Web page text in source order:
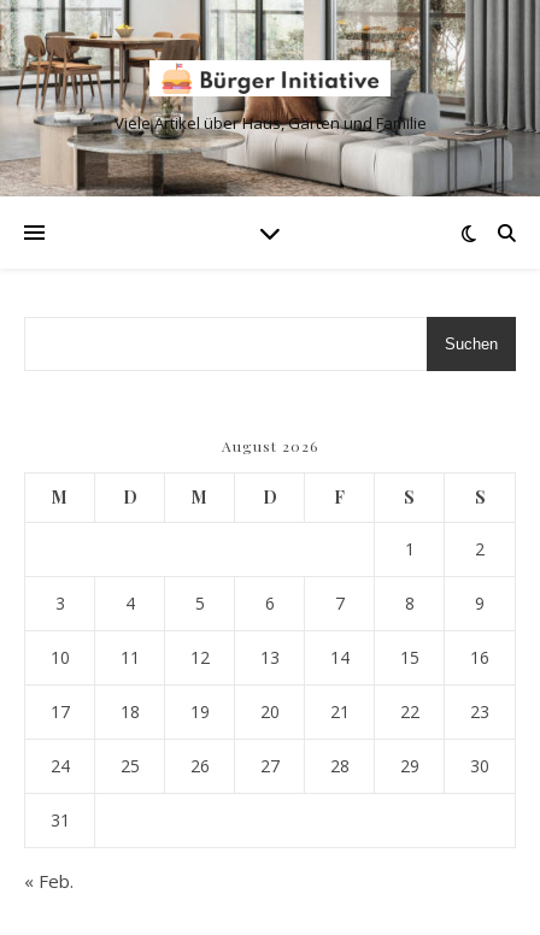
Viele Artikel über Haus, Garten und Familie
Suchen
August 2026
M D M D F S S
1 2
3 4 5 6 7 8 9
10 11 12 13 14 15 16
17 18 19 20 21 22 23
24 25 26 27 28 29 30
31
« Feb.